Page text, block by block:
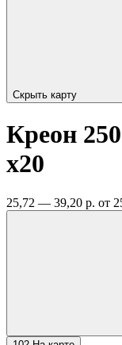
Скрыть карту
Креон
x20
25,72 — 39,20 р. от